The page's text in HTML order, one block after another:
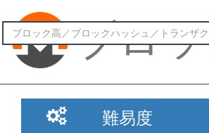
ブロ
難易度